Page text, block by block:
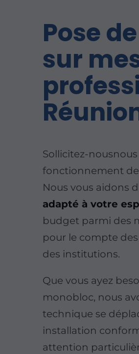
Pose
sur
Sollicitez-
fonctionnement
Nous vous aidons
adapté à votre
budget parmi des
pour le compte
des institutions.
Que vous ayez
monobloc, nous
technique se
installation
attention